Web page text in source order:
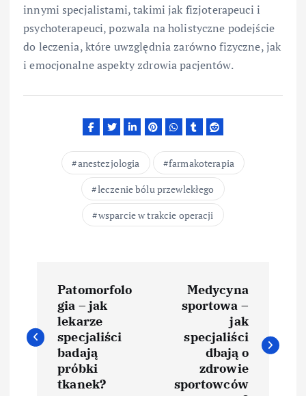
innymi specjalistami, takimi jak fizjoterapeuci i
psychoterapeuci, pozwala na holistyczne podejście
do leczenia, które uwzględnia zarówno fizyczne, jak
i emocjonalne aspekty zdrowia pacjentów.
anestezjologia
farmakoterapia
leczenie bólu przewlekłego
wsparcie w trakcie operacji
w
Patomorfolo
gia – jak
lekarze
specjaliści
badają
próbki
tkanek?
Medycyna
sportowa –
jak
specjaliści
dbają o
zdrowie
sportowców